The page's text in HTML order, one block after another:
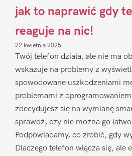
jak to naprawić gdy
reaguje na nic!
22 kwietnia 2025
Twój telefon działa, ale nie ma
wskazuje na problemy z
spowodowane uszkodzeniami
problemami z
zdecydujesz się na wymianę
sprawdź, czy nie można go
Podpowiadamy, co zrobić, gdy
Dlaczego telefon włącza się, ale